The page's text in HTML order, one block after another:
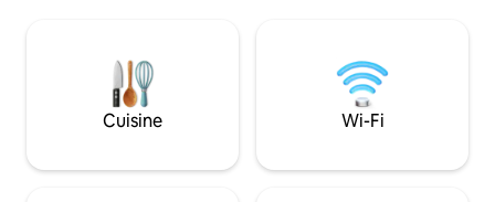
10min, Provins, château de Vaux le
Vicomte... Vous rejoindrez Paris en
45min, accès direct autoroute A6 ou en
train en 25 minutes de la gare de Melun
Perthes). Parc Disney Land Paris à 1h.
d’entretien et
votre santé et de
linge certifié
Cuisine Wi-Fi